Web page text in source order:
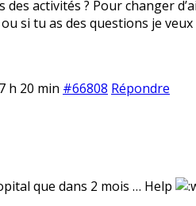
des activités ? Pour changer
si tu as des questions je
h 20 min #66808 Répondre
que dans 2 mois … Help